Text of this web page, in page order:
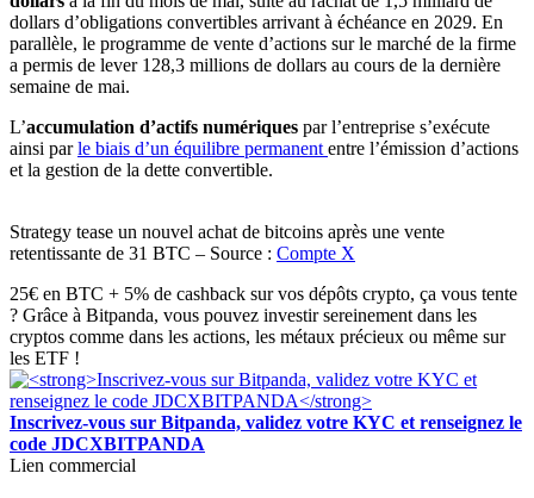
dollars d’obligations convertibles arrivant à échéance en 2029. En
parallèle, le programme de vente d’actions sur le marché de la firme
a permis de lever 128,3 millions de dollars au cours de la dernière
semaine de mai.
L’accumulation d’actifs numériques par l’entreprise s’exécute
ainsi parle biais d’un équilibre permanent entre l’émission d’actions
et la gestion de la dette convertible.
Strategy tease un nouvel achat de bitcoins après une vente
retentissante de 31 BTC – Source : Compte X
25€ en BTC + 5% de cashback sur vos dépôts crypto, ça vous tente
? Grâce à Bitpanda, vous pouvez investir sereinement dans les
cryptos comme dans les actions, les métaux précieux ou même sur
les ETF !
Inscrivez-vous sur Bitpanda, validez votre KYC et renseignez le
code JDCXBITPANDA
Lien commercial